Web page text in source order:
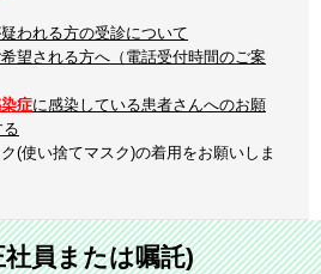
われる方の受診について
望される方へ（電話受付時間のご案
症に感染している患者さんへのお願
(使い捨てマスク)の着用をお願いしま
員または嘱託)